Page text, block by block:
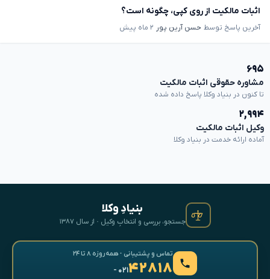
اثبات مالکیت از روی کپی، چگونه است؟
آخرین پاسخ توسط حسن آرین پور ۲ ماه پیش
۶۹۵
مشاوره حقوقی اثبات مالکیت
تا کنون در بنیاد وکلا پاسخ داده شده
۲,۹۹۴
وکیل اثبات مالکیت
آماده ارائه خدمت در بنیاد وکلا
بنیادِ وکلا
جستجو، بررسی و انتخابِ وکیل · از سال ۱۳۸۷
تماس و پشتیبانی · همه‌روزه ۸ تا ۲۴
۴۲۸۱۸- ۰۲۱